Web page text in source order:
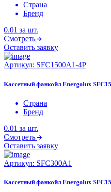
Страна
Бренд
0.01 за шт.
Смотреть
Оставить заявку
Артикул: SFC1500A1-4P
Кассетный фанкойл Energolux
Страна
Бренд
0.01 за шт.
Смотреть
Оставить заявку
Артикул: SFC300A1
Кассетный фанкойл Energolux